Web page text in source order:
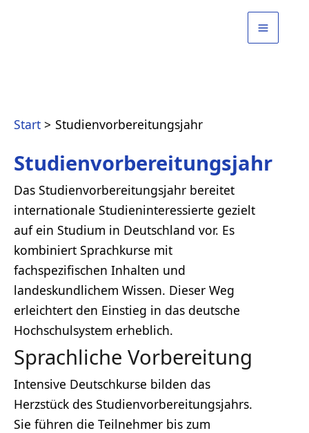
Start Studienvorbereitungsjahr
Studienvorbereitungsjahr
Das Studienvorbereitungsjahr bereitet
internationale Studieninteressierte gezielt
auf ein Studium in Deutschland vor. Es
kombiniert Sprachkurse mit
fachspezifischen Inhalten und
landeskundlichem Wissen. Dieser Weg
erleichtert den Einstieg in das deutsche
Hochschulsystem erheblich.
Sprachliche Vorbereitung
Intensive Deutschkurse bilden das
Herzstück des Studienvorbereitungsjahrs.
Sie führen die Teilnehmer bis zum